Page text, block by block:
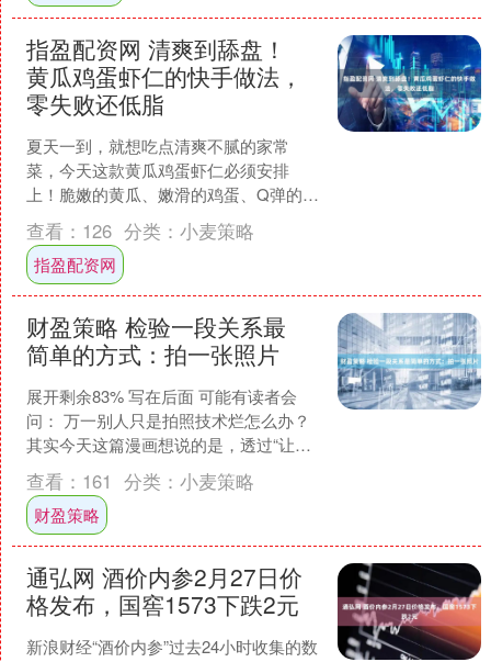
指盈配资网 清爽到舔盘！
黄瓜鸡蛋虾仁的快手做法，
零失败还低脂
夏天一到，就想吃点清爽不腻的家常
菜，今天这款黄瓜鸡蛋虾仁必须安排
上！脆嫩的黄瓜、嫩滑的鸡蛋、Q弹的虾
仁，三者搭配在一起，颜色鲜亮又营养
均衡，关键是做法超简单，新....
查看： 126 分类： 小麦策略
指盈配资网
财盈策略 检验一段关系最
简单的方式：拍一张照片
展开剩余83% 写在后面 可能有读者会
问： 万一别人只是拍照技术烂怎么办？
其实今天这篇漫画想说的是，透过“让对
方为你拍一张照”这个看似微小的请求，
我们开启了一....
查看： 161 分类： 小麦策略
财盈策略
通弘网 酒价内参2月27日价
格发布，国窖1573下跌2元
新浪财经“酒价内参”过去24小时收集的数